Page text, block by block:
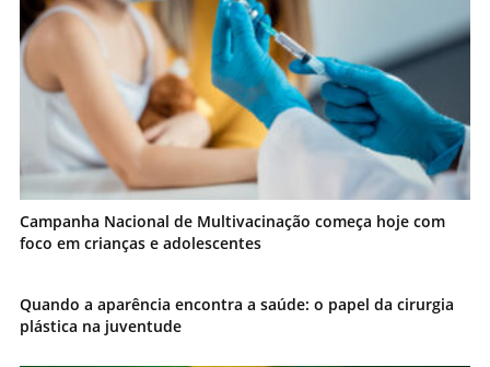
Campanha Nacional de Multivacinação começa hoje com
foco em crianças e adolescentes
Quando a aparência encontra a saúde: o papel da cirurgia
plástica na juventude